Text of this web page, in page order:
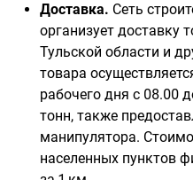
Доставка. Сеть
организует доставку
Тульской области и
товара
рабочего дня с 08.00
тонн, также
манипулятора.
населенных пунктов